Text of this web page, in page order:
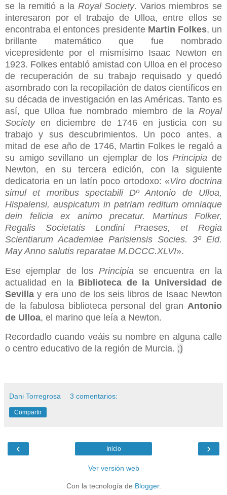
se la remitió a la Royal Society. Varios miembros se
interesaron por el trabajo de Ulloa, entre ellos se
encontraba el entonces presidente Martin Folkes, un
brillante matemático que fue nombrado
vicepresidente por el mismísimo Isaac Newton en
1923. Folkes entabló amistad con Ulloa en el proceso
de recuperación de su trabajo requisado y quedó
asombrado con la recopilación de datos científicos en
su década de investigación en las Américas. Tanto es
así, que Ulloa fue nombrado miembro de la Royal
Society en diciembre de 1746 en justicia con su
trabajo y sus descubrimientos. Un poco antes, a
mitad de ese año de 1746, Martin Folkes le regaló a
su amigo sevillano un ejemplar de losPrincipia de
Newton, en su tercera edición, con la siguiente
dedicatoria en un latín poco ortodoxo: «Viro doctrina
simul et moribus spectabili Dº Antonio de Ulloa,
Hispalensi, auspicatum in patriam reditum omniaque
dein felicia ex animo precatur. Martinus Folker,
Regalis Societatis Londini Praeses, et Regia
Scientiarum Academiae Parisiensis Socies. 3º Eid.
May Anno salutis reparatae M.DCCC.XLVI».
Ese ejemplar de los Principia se encuentra en la
actualidad en la Biblioteca de la Universidad de
Sevilla y era uno de los seis libros de Isaac Newton
de la fabulosa biblioteca personal del gran Antonio
de Ulloa, el marino que leía a Newton.
Recordadlo cuando veáis su nombre en alguna calle
o centro educativo de la región de Murcia. ;)
Dani Torregrosa 3 comentarios:
Compartir
‹ ›
Inicio
Ver versión web
Con la tecnología de Blogger.